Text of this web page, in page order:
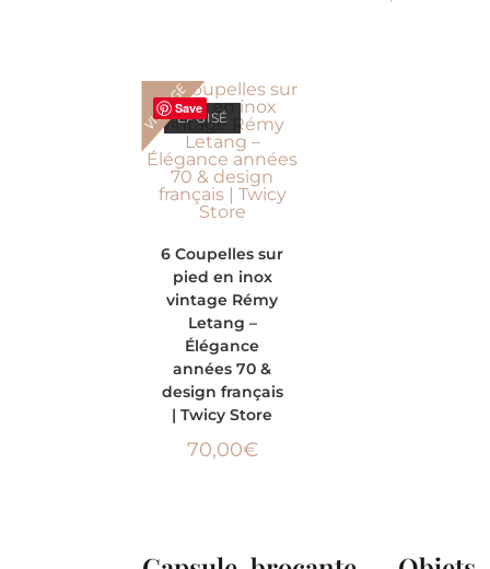
Save
VINTAGEÉPUISÉ
6 Coupelles sur
pied en inox
vintage Rémy
Letang –
Élégance
années 70 &
design français
| Twicy Store
70,00€